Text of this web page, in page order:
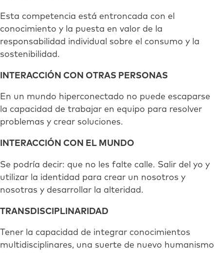
Esta competencia está entroncada con el
conocimiento y la puesta en valor de la
responsabilidad individual sobre el consumo y la
sostenibilidad.
INTERACCIÓN CON OTRAS PERSONAS
En un mundo hiperconectado no puede escaparse
la capacidad de trabajar en equipo para resolver
problemas y crear soluciones.
INTERACCIÓN CON EL MUNDO
Se podría decir: que no les falte calle. Salir del yo y
utilizar la identidad para crear un nosotros y
nosotras y desarrollar la alteridad.
TRANSDISCIPLINARIDAD
Tener la capacidad de integrar conocimientos
multidisciplinares, una suerte de nuevo humanismo